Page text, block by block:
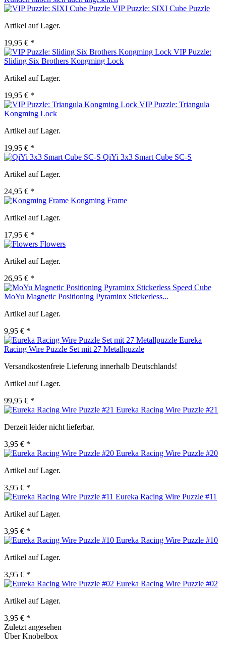
VIP Puzzle: SIXI Cube Puzzle
Artikel auf Lager.
19,95 € *
VIP Puzzle:
Sliding Six Brothers Kongming Lock
Artikel auf Lager.
19,95 € *
VIP Puzzle: Triangula
Kongming Lock
Artikel auf Lager.
19,95 € *
QiYi 3x3 Smart Cube SC-S
Artikel auf Lager.
24,95 € *
Kongming Frame
Artikel auf Lager.
17,95 € *
Flowers
Artikel auf Lager.
26,95 € *
MoYu Magnetic Positioning Pyraminx Stickerless...
Artikel auf Lager.
9,95 € *
Eureka
Racing Wire Puzzle Set mit 27 Metallpuzzle
Versandkostenfreie Lieferung innerhalb Deutschlands!
Artikel auf Lager.
99,95 € *
Eureka Racing Wire Puzzle #21
Derzeit leider nicht lieferbar.
3,95 € *
Eureka Racing Wire Puzzle #20
Artikel auf Lager.
3,95 € *
Eureka Racing Wire Puzzle #11
Artikel auf Lager.
3,95 € *
Eureka Racing Wire Puzzle #10
Artikel auf Lager.
3,95 € *
Eureka Racing Wire Puzzle #02
Artikel auf Lager.
3,95 € *
Zuletzt angesehen
Über Knobelbox